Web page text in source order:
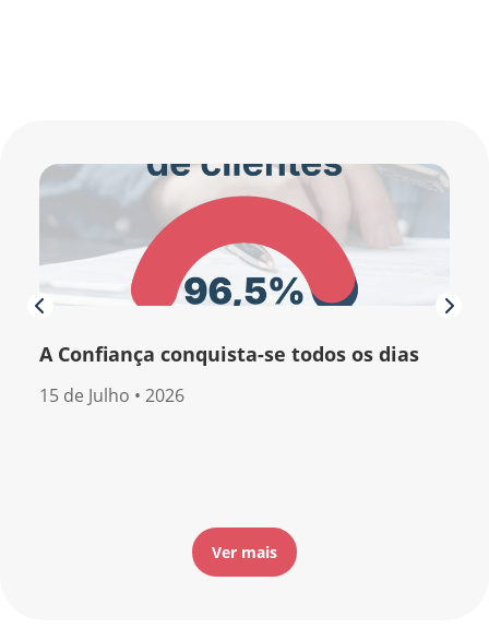
A Confiança conquista-se todos os dias
15 de Julho • 2026
Ver mais